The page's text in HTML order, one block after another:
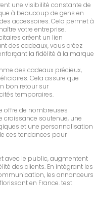
une visibilité constante de
à beaucoup de gens en
accessoires. Cela permet à
votre entreprise.
créent un lien
des cadeaux, vous créez
la fidélité à la marque
des cadeaux précieux,
Cela assure que
bon retour sur
temporaires.
offre de nombreuses
croissance soutenue, une
et une personnalisation
ces tendances pour
avec le public, augmentent
des clients. En intégrant les
les annonceurs
en France. test